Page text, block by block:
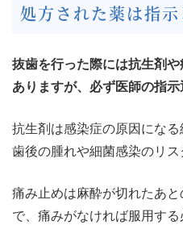
処方された薬は指
抜歯を行った際には抗生剤
ありますが、必ず医師の指示
抗生剤は感染症の原因にな
歯後の腫れや細菌感染のリス
痛み止めは麻酔が切れたあ
で、痛みがなければ服用する